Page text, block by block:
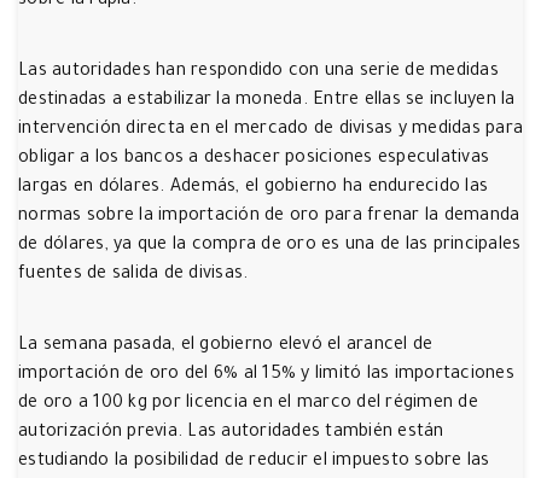
Las autoridades han respondido con una serie de medidas
destinadas a estabilizar la moneda. Entre ellas se incluyen la
intervención directa en el mercado de divisas y medidas para
obligar a los bancos a deshacer posiciones especulativas
largas en dólares. Además, el gobierno ha endurecido las
normas sobre la importación de oro para frenar la demanda
de dólares, ya que la compra de oro es una de las principales
fuentes de salida de divisas.
La semana pasada, el gobierno elevó el arancel de
importación de oro del 6% al 15% y limitó las importaciones
de oro a 100 kg por licencia en el marco del régimen de
autorización previa. Las autoridades también están
estudiando la posibilidad de reducir el impuesto sobre las